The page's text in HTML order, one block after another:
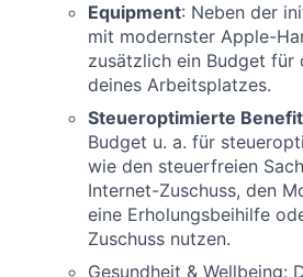
Equipment: Neben der
mit modernster Apple-
zusätzlich ein Budget für
deines Arbeitsplatzes.
Steueroptimierte
Budget u. a. für
wie den steuerfreien
Internet-Zuschuss, den
eine Erholungsbeihilfe
Zuschuss nutzen.
Gesundheit & Wellbeing: